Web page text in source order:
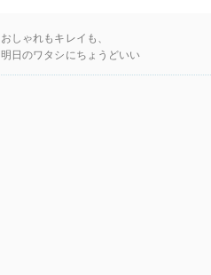
おしゃれもキレイも、
明日のワタシにちょうどいい